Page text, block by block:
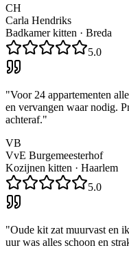
CH
Carla Hendriks
Badkamer kitten · Breda
5.0
"Voor 24 appartementen
en vervangen waar nodig.
achteraf."
VB
VvE Burgemeesterhof
Kozijnen kitten · Haarlem
5.0
"Oude kit zat muurvast en
uur was alles schoon en